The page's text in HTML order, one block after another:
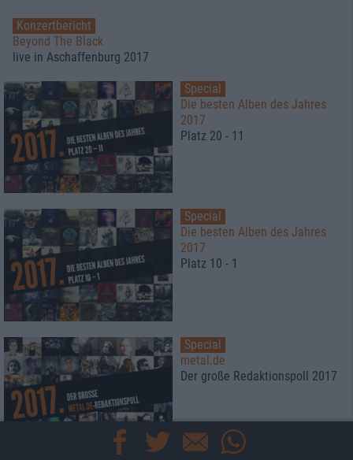
Konzertbericht
Beyond The Black
live in Aschaffenburg 2017
Special
Die besten Alben des Jahres
2017
Platz 20 - 11
Special
Die besten Alben des Jahres
2017
Platz 10 - 1
Special
metal.de
Der große Redaktionspoll 2017